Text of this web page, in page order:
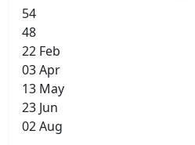
54
48
22 Feb
03 Apr
13 May
23 Jun
02 Aug